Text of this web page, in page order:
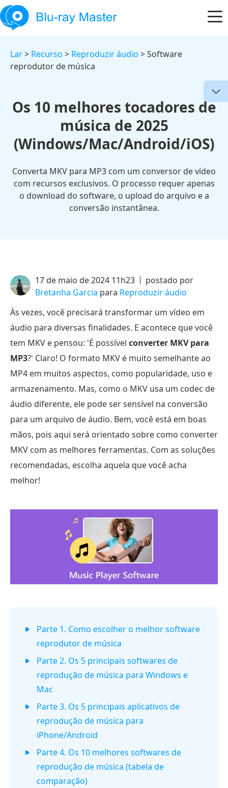
Lar> Recurso > Reproduzir áudio > Software
reprodutor de música
Os 10 melhores tocadores de
música de 2025
(Windows/Mac/Android/iOS)
Converta MKV para MP3 com um conversor de vídeo
com recursos exclusivos. O processo requer apenas
o download do software, o upload do arquivo e a
conversão instantânea.
17 de maio de 2024 11h23
postado por
Bretanha Garcia para Reproduzir áudio
Às vezes, você precisará transformar um vídeo em
áudio para diversas finalidades. E acontece que você
tem MKV e pensou: 'É possível converter MKV para
MP3?' Claro! O formato MKV é muito semelhante ao
MP4 em muitos aspectos, como popularidade, uso e
armazenamento. Mas, como o MKV usa um codec de
áudio diferente, ele pode ser sensível na conversão
para um arquivo de áudio. Bem, você está em boas
mãos, pois aqui será orientado sobre como converter
MKV com as melhores ferramentas. Com as soluções
recomendadas, escolha aquela que você acha
melhor!
Parte 1. Como escolher o melhor software
reprodutor de música
Parte 2. Os 5 principais softwares de
reprodução de música para Windows e
Mac
Parte 3. Os 5 principais aplicativos de
reprodução de música para
iPhone/Android
Parte 4. Os 10 melhores softwares de
reprodução de música (tabela de
comparação)